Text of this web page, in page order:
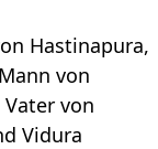
Hastinapura,
von
von
Vidura